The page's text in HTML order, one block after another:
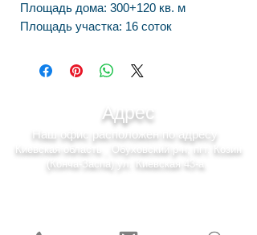
Площадь дома: 300+120 кв. м
Площадь участка: 16 соток
Адрес
Наш офис расположен по адресу
Киевская область , Обуховский р-н, пгт. Козин
(Конча-Заспа) ул. Киевская 43-а.